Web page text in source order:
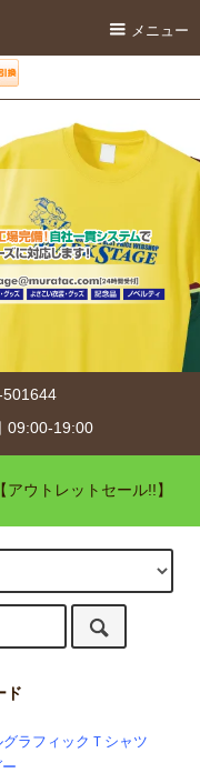
メニュー
501644
09:00-19:00
ウトレットセール!!】
ド
グラフィックＴシャツ